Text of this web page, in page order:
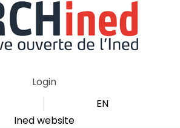
Login
EN
Ined website